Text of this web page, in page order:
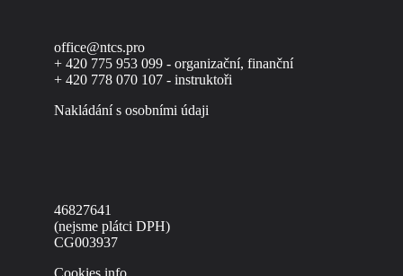
office@ntcs.pro
+ 420 775 953 099 - organizační, finanční
+ 420 778 070 107 - instruktoři
Nakládání s osobními údaji
46827641
(nejsme plátci DPH)
CG003937
Cookies info